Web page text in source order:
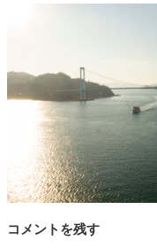
コメントを残す